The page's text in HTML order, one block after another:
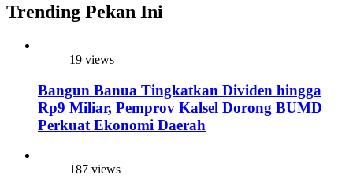
Trending Pekan Ini
19 views
Bangun Banua Tingkatkan Dividen hingga
Rp9 Miliar, Pemprov Kalsel Dorong BUMD
Perkuat Ekonomi Daerah
187 views